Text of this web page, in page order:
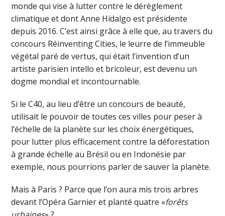
monde qui vise à lutter contre le dérèglement
climatique et dont Anne Hidalgo est présidente
depuis 2016. C’est ainsi grâce à elle que, au travers du
concours Réinventing Cities, le leurre de l’immeuble
végétal paré de vertus, qui était l’invention d’un
artiste parisien intello et bricoleur, est devenu un
dogme mondial et incontournable.
Si le C40, au lieu d’être un concours de beauté,
utilisait le pouvoir de toutes ces villes pour peser à
l’échelle de la planète sur les choix énergétiques,
pour lutter plus efficacement contre la déforestation
à grande échelle au Brésil ou en Indonésie par
exemple, nous pourrions parler de sauver la planète.
Mais à Paris ? Parce que l’on aura mis trois arbres
devant l’Opéra Garnier et planté quatre «forêts